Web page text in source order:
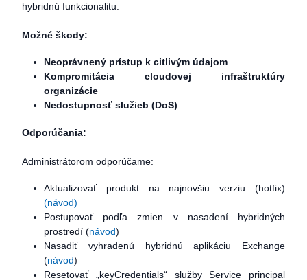
hybridnú funkcionalitu.
Možné škody:
Neoprávnený prístup k citlivým údajom
Kompromitácia cloudovej infraštruktúry
organizácie
Nedostupnosť služieb (DoS)
Odporúčania:
Administrátorom odporúčame:
Aktualizovať produkt na najnovšiu verziu (hotfix)
(návod)
Postupovať podľa zmien v nasadení hybridných
prostredí (návod)
Nasadiť vyhradenú hybridnú aplikáciu Exchange
(návod)
Resetovať „keyCredentials“ služby Service principal